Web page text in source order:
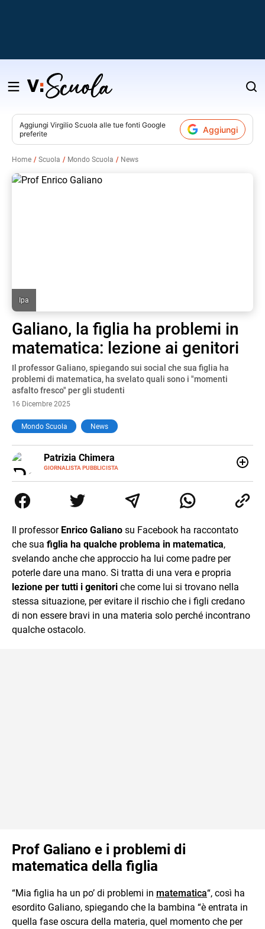
Salta
contenuto
Aggiungi Virgilio Scuola alle tue fonti Google
preferite
Aggiungi
Home Scuola Mondo Scuola News
Ipa
Galiano, la figlia ha problemi in
matematica: lezione ai genitori
Il professor Galiano, spiegando sui social che sua figlia ha
problemi di matematica, ha svelato quali sono i "momenti
asfalto fresco" per gli studenti
16 Dicembre 2025
Mondo Scuola News
Patrizia Chimera
GIORNALISTA PUBBLICISTA
E-
MAIL
LINKEDIN
collaborato con grandi gruppi editoriali e agenzie di
comunicazione specializzandosi nella scrittura di articoli
Il professor Enrico Galiano su Facebook ha raccontato
che sua figlia ha qualche problema in matematica,
svelando anche che approccio ha lui come padre per
poterle dare una mano. Si tratta di una vera e propria
lezione per tutti i genitori che come lui si trovano nella
stessa situazione, per evitare il rischio che i figli credano
di non essere bravi in una materia solo perché incontrano
qualche ostacolo.
Prof Galiano e i problemi di
matematica della figlia
“Mia figlia ha un po’ di problemi in matematica“, così ha
esordito Galiano, spiegando che la bambina “è entrata in
quella fase oscura della materia, quel momento che per